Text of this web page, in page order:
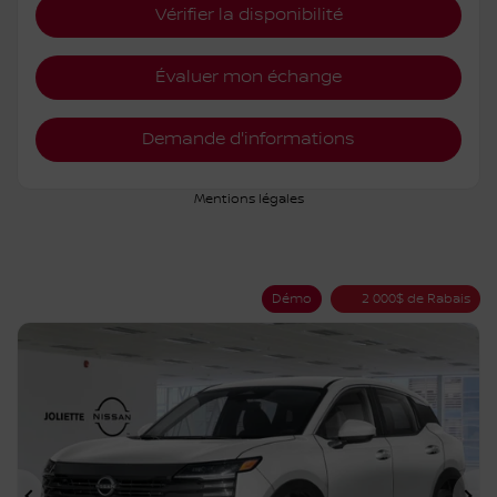
Vérifier la disponibilité
Évaluer mon échange
Demande d'informations
Mentions légales
Démo 2 000$ de Rabais